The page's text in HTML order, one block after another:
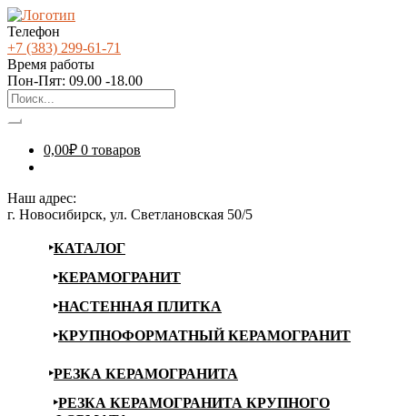
Телефон
+7 (383) 299-61-71
Время работы
Пон-Пят: 09.00 -18.00
0,00₽ 0 товаров
Наш адрес:
г. Новосибирск, ул. Светлановская 50/5
КАТАЛОГ
КЕРАМОГРАНИТ
НАСТЕННАЯ ПЛИТКА
КРУПНОФОРМАТНЫЙ КЕРАМОГРАНИТ
РЕЗКА КЕРАМОГРАНИТА
РЕЗКА КЕРАМОГРАНИТА КРУПНОГО